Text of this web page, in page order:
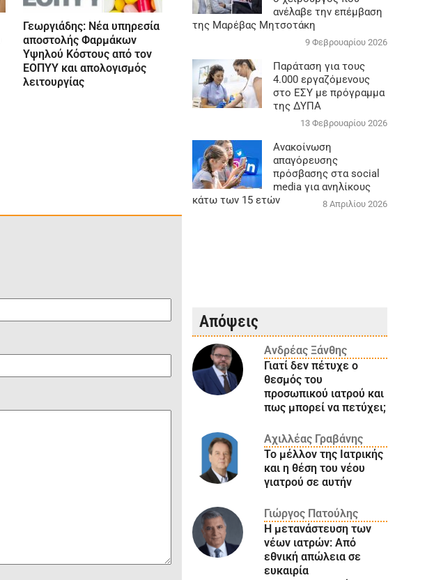
Γεωργιάδης: Νέα υπηρεσία
αποστολής Φαρμάκων
Υψηλού Κόστους από τον
ΕΟΠΥΥ και απολογισμός
λειτουργίας
ανέλαβε την επέμβαση
της Μαρέβας Μητσοτάκη
9 Φεβρουαρίου 2026
Παράταση για τους
4.000 εργαζόμενους
στο ΕΣΥ με πρόγραμμα
της ΔΥΠΑ
13 Φεβρουαρίου 2026
Ανακοίνωση
απαγόρευσης
πρόσβασης στα social
media για ανηλίκους
κάτω των 15 ετών
8 Απριλίου 2026
Απόψεις
Ανδρέας Ξάνθης
Γιατί δεν πέτυχε ο
θεσμός του
προσωπικού ιατρού και
πως μπορεί να πετύχει;
Αχιλλέας Γραβάνης
Το μέλλον της Ιατρικής
και η θέση του νέου
γιατρού σε αυτήν
Γιώργος Πατούλης
Η μετανάστευση των
νέων ιατρών: Aπό
εθνική απώλεια σε
ευκαιρία